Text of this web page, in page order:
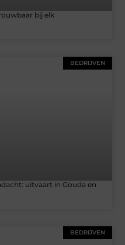
bij elk
BEDRIJVEN
uitvaart in Gouda en
BEDRIJVEN